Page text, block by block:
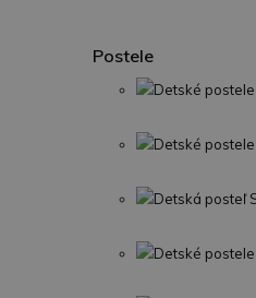
Postele
Detské
Detské postele
Detská posteľ
Detské